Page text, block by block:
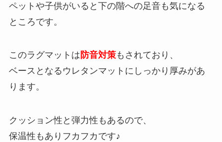
ペットや子供がいると下の階への足音も気になる
ところです。
このラグマットは 防音対策もされており、
ベースとなるウレタンマットにしっかり厚みがあ
ります。
クッション性と弾力性もあるので、
保温性もありフカフカです♪